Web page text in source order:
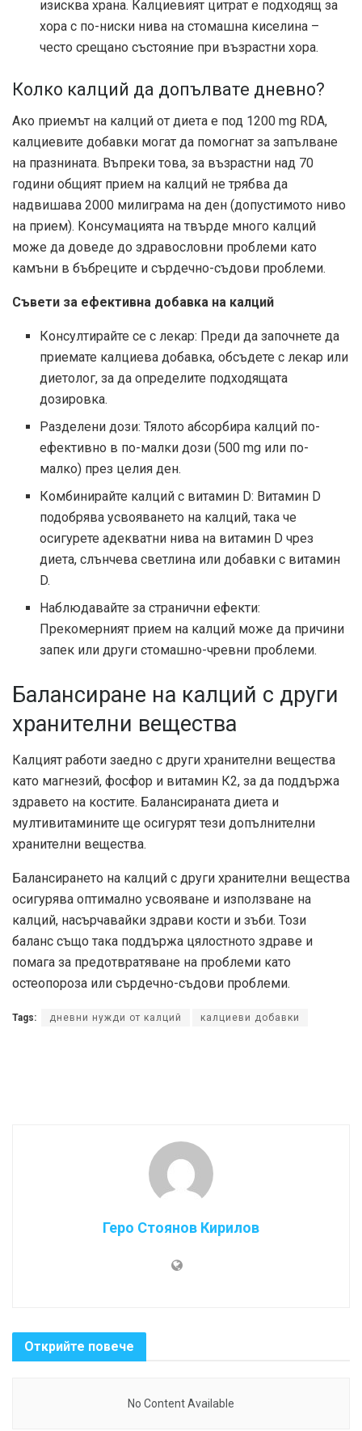
изисква храна. Калциевият цитрат е подходящ за
хора с по-ниски нива на стомашна киселина –
често срещано състояние при възрастни хора.
Колко калций да допълвате дневно?
Ако приемът на калций от диета е под 1200 mg RDA,
калциевите добавки могат да помогнат за запълване
на празнината. Въпреки това, за възрастни над 70
години общият прием на калций не трябва да
надвишава 2000 милиграма на ден (допустимото ниво
на прием). Консумацията на твърде много калций
може да доведе до здравословни проблеми като
камъни в бъбреците и сърдечно-съдови проблеми.
Съвети за ефективна добавка на калций
Консултирайте се с лекар: Преди да започнете да
приемате калциева добавка, обсъдете с лекар или
диетолог, за да определите подходящата
дозировка.
Разделени дози: Тялото абсорбира калций по-
ефективно в по-малки дози (500 mg или по-
малко) през целия ден.
Комбинирайте калций с витамин D: Витамин D
подобрява усвояването на калций, така че
осигурете адекватни нива на витамин D чрез
диета, слънчева светлина или добавки с витамин
D.
Наблюдавайте за странични ефекти:
Прекомерният прием на калций може да причини
запек или други стомашно-чревни проблеми.
Балансиране на калций с други
хранителни вещества
Калцият работи заедно с други хранителни вещества
като магнезий, фосфор и витамин К2, за да поддържа
здравето на костите. Балансираната диета и
мултивитамините ще осигурят тези допълнителни
хранителни вещества.
Балансирането на калций с други хранителни вещества
осигурява оптимално усвояване и използване на
калций, насърчавайки здрави кости и зъби. Този
баланс също така поддържа цялостното здраве и
помага за предотвратяване на проблеми като
остеопороза или сърдечно-съдови проблеми.
Tags: дневни нужди от калций калциеви добавки
Геро Стоянов Кирилов
Открийте повече
No Content Available